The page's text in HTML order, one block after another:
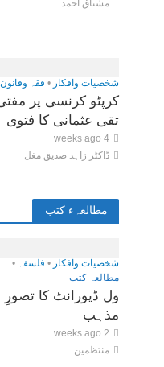
مشتاق احمد
شخصیات وافکار • فقہ وقانون
کرپٹو کرنسی پر
تقی عثمانی کا فتوی
4 weeks ago
ڈاکٹر زاہد صدیق مغل
مطالعہء کتب
شخصیات وافکار • فلسفہ
•
مطالعہ کتب
ول ڈیورانٹ کا تصورِ
مذہب
2 weeks ago
منتظمین